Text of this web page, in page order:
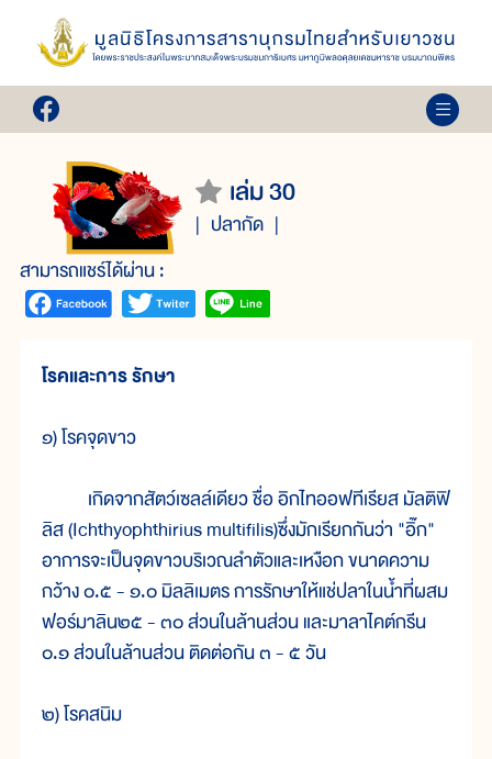
เล่ม 30
ปลากัด
สามารถแชร์ได้ผ่าน :
โรคและการ รักษา
๑) โรคจุดขาว
เกิดจากสัตว์เซลล์เดียว ชื่อ อิกไทออฟทีเรียส มัลติฟิ
ลิส (Ichthyophthirius multifilis)ซึ่งมักเรียกกันว่า "อิ๊ก"
อาการจะเป็นจุดขาวบริเวณลำตัวและเหงือก ขนาดความ
กว้าง ๐.๕ - ๑.๐ มิลลิเมตร การรักษาให้แช่ปลาในน้ำที่ผสม
ฟอร์มาลิน๒๕ - ๓๐ ส่วนในล้านส่วน และมาลาไคต์กรีน
๐.๑ ส่วนในล้านส่วน ติดต่อกัน ๓ - ๕ วัน
๒) โรคสนิม